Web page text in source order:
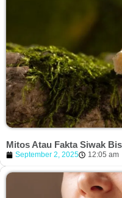
Mitos Atau Fakta Siwak
September 2, 2025 12:05 am